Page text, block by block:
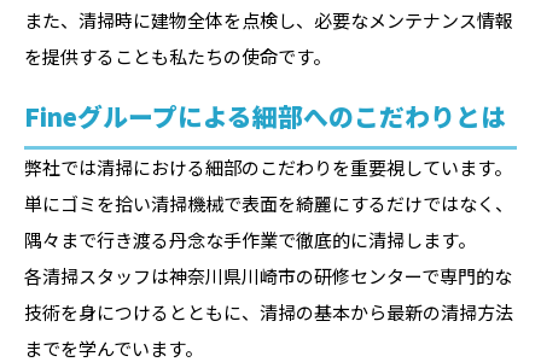
また、清掃時に建物全体を点検し、必要なメンテナンス情報
を提供することも私たちの使命です。
Fineグループによる細部へのこだわりとは
弊社では清掃における細部のこだわりを重要視しています。
単にゴミを拾い清掃機械で表面を綺麗にするだけではなく、
隅々まで行き渡る丹念な手作業で徹底的に清掃します。
各清掃スタッフは神奈川県川崎市の研修センターで専門的な
技術を身につけるとともに、清掃の基本から最新の清掃方法
までを学んでいます。